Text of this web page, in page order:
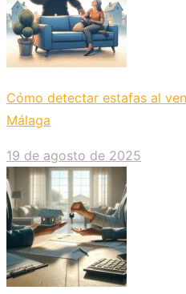
Cómo detectar estafas al
Málaga
19 de agosto de 2025